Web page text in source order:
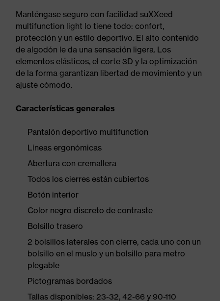
Manténgase seguro con facilidad suXXeed
multifunction light lo tiene todo: confort,
protección y un estilo deportivo. El alto contenido
de algodón le da una sensación ligera. Los
elementos elásticos, el corte 3D y la optimización
de la forma garantizan libertad de movimiento y un
ajuste cómodo.
Características generales
Pantalón deportivo multifunction
Líneas ergonómicas
Abertura con cremallera
Todos los cierres están cubiertos
Botón interior
Color negro discreto de contraste
Bolsillo trasero
2 bolsillos laterales con cierre, cada uno con un
bolsillo en el muslo y un bolsillo para metro
plegable
Pictogramas bordados
Tallas disponibles: 23-32, 42-66 y 90-110